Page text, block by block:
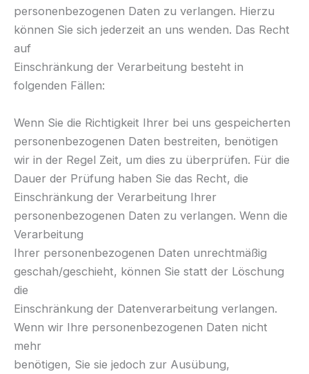
personenbezogenen Daten zu verlangen. Hierzu
können Sie sich jederzeit an uns wenden. Das Recht
auf
Einschränkung der Verarbeitung besteht in
folgenden Fällen:
Wenn Sie die Richtigkeit Ihrer bei uns gespeicherten
personenbezogenen Daten bestreiten, benötigen
wir in der Regel Zeit, um dies zu überprüfen. Für die
Dauer der Prüfung haben Sie das Recht, die
Einschränkung der Verarbeitung Ihrer
personenbezogenen Daten zu verlangen. Wenn die
Verarbeitung
Ihrer personenbezogenen Daten unrechtmäßig
geschah/geschieht, können Sie statt der Löschung
die
Einschränkung der Datenverarbeitung verlangen.
Wenn wir Ihre personenbezogenen Daten nicht
mehr
benötigen, Sie sie jedoch zur Ausübung,